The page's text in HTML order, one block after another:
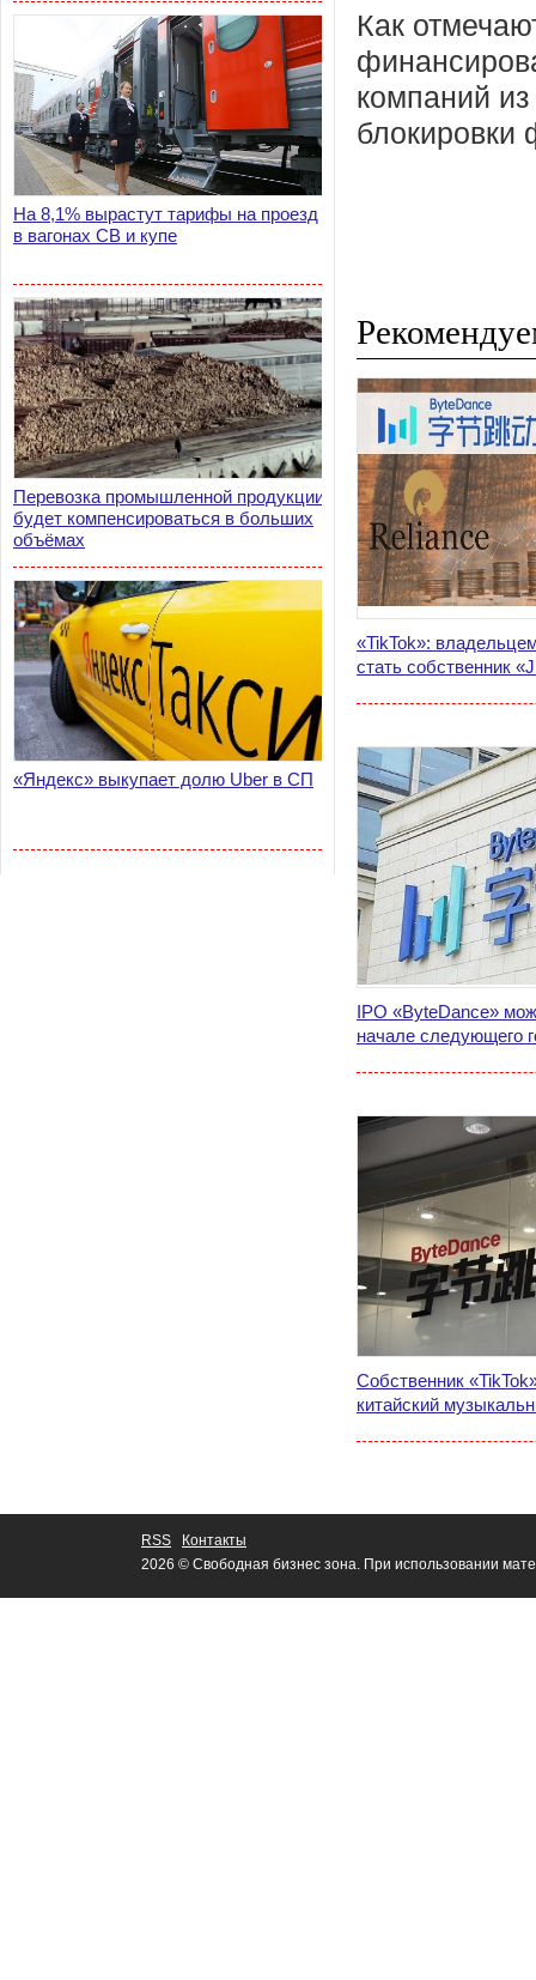
На 8,1% вырастут тарифы на проезд
в вагонах СВ и купе
Перевозка промышленной продукции
будет компенсироваться в больших
объёмах
«Яндекс» выкупает долю Uber в СП
Как
компаний
блокировки
«TikTok»:
стать собственник
IPO «ByteDance»
начале следующего
Собственник
китайский
RSS
Контакты
2026 © Свободная бизнес зона. При использовании